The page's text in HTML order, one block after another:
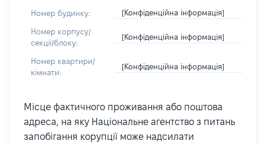
Номер будинку: [Конфіденційна інформація]
Номер корпусу/
секції/блоку:
[Конфіденційна інформація]
Номер квартири/
кімнати:
[Конфіденційна інформація]
Місце фактичного проживання або поштова
адреса, на яку Національне агентство з питань
запобігання корупції може надсилати